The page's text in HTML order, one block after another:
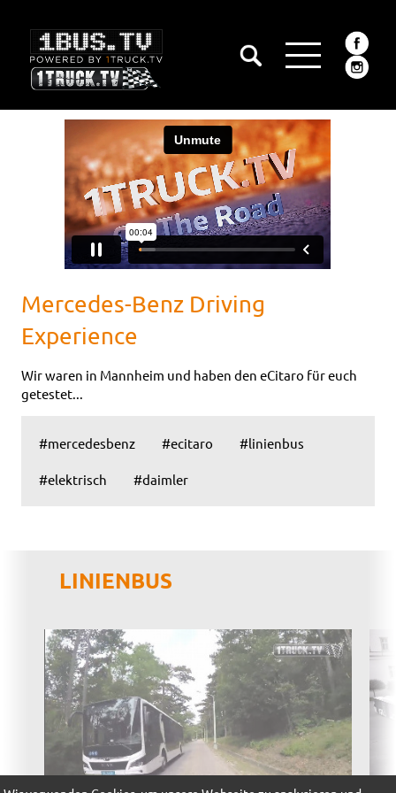
Mercedes-Benz Driving
Experience
Wir waren in Mannheim und haben den eCitaro für euch
getestet...
#mercedesbenz #ecitaro #linienbus
#elektrisch #daimler
LINIENBUS